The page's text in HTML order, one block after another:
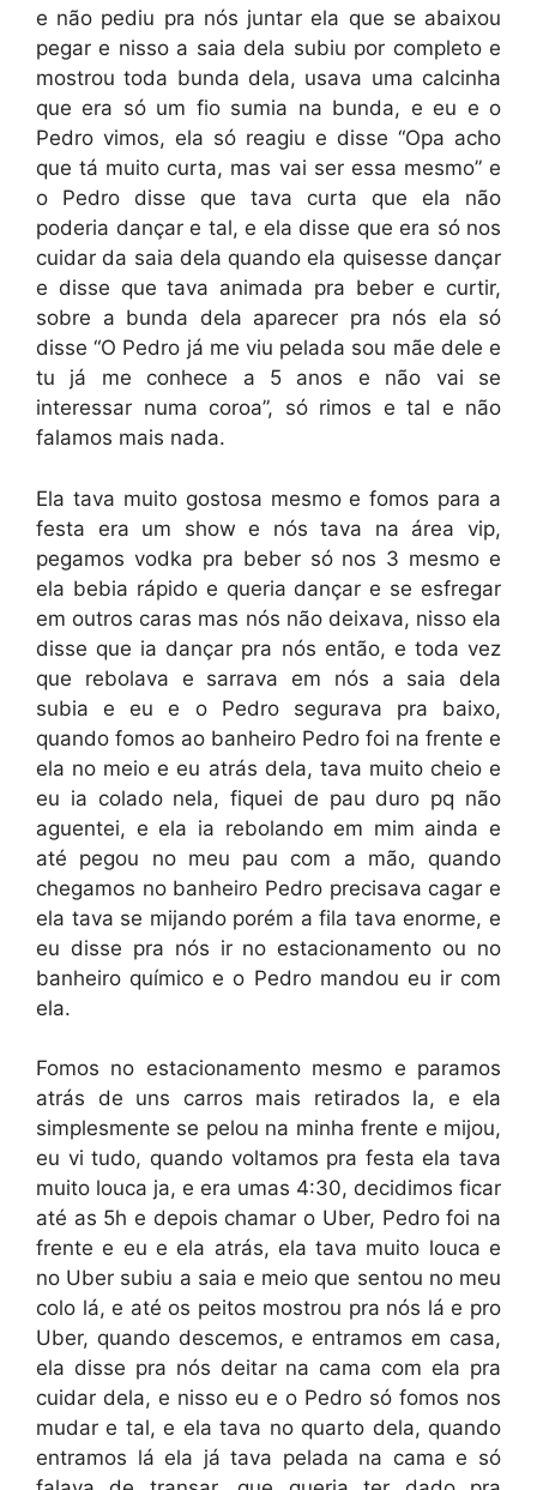
e não pediu pra nós juntar ela que se abaixou
pegar e nisso a saia dela subiu por completo e
mostrou toda bunda dela, usava uma calcinha
que era só um fio sumia na bunda, e eu e o
Pedro vimos, ela só reagiu e disse “Opa acho
que tá muito curta, mas vai ser essa mesmo” e
o Pedro disse que tava curta que ela não
poderia dançar e tal, e ela disse que era só nos
cuidar da saia dela quando ela quisesse dançar
e disse que tava animada pra beber e curtir,
sobre a bunda dela aparecer pra nós ela só
disse “O Pedro já me viu pelada sou mãe dele e
tu já me conhece a 5 anos e não vai se
interessar numa coroa”, só rimos e tal e não
falamos mais nada.
Ela tava muito gostosa mesmo e fomos para a
festa era um show e nós tava na área vip,
pegamos vodka pra beber só nos 3 mesmo e
ela bebia rápido e queria dançar e se esfregar
em outros caras mas nós não deixava, nisso ela
disse que ia dançar pra nós então, e toda vez
que rebolava e sarrava em nós a saia dela
subia e eu e o Pedro segurava pra baixo,
quando fomos ao banheiro Pedro foi na frente e
ela no meio e eu atrás dela, tava muito cheio e
eu ia colado nela, fiquei de pau duro pq não
aguentei, e ela ia rebolando em mim ainda e
até pegou no meu pau com a mão, quando
chegamos no banheiro Pedro precisava cagar e
ela tava se mijando porém a fila tava enorme, e
eu disse pra nós ir no estacionamento ou no
banheiro químico e o Pedro mandou eu ir com
ela.
Fomos no estacionamento mesmo e paramos
atrás de uns carros mais retirados la, e ela
simplesmente se pelou na minha frente e mijou,
eu vi tudo, quando voltamos pra festa ela tava
muito louca ja, e era umas 4:30, decidimos ficar
até as 5h e depois chamar o Uber, Pedro foi na
frente e eu e ela atrás, ela tava muito louca e
no Uber subiu a saia e meio que sentou no meu
colo lá, e até os peitos mostrou pra nós lá e pro
Uber, quando descemos, e entramos em casa,
ela disse pra nós deitar na cama com ela pra
cuidar dela, e nisso eu e o Pedro só fomos nos
mudar e tal, e ela tava no quarto dela, quando
entramos lá ela já tava pelada na cama e só